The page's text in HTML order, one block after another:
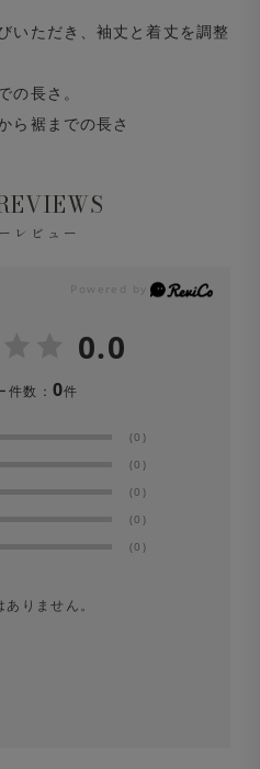
いただき、袖丈と着丈を調整
の長さ。
ら裾までの長さ
レビュー
0.0
件数： 0件
(0)
(0)
(0)
(0)
(0)
ありません。